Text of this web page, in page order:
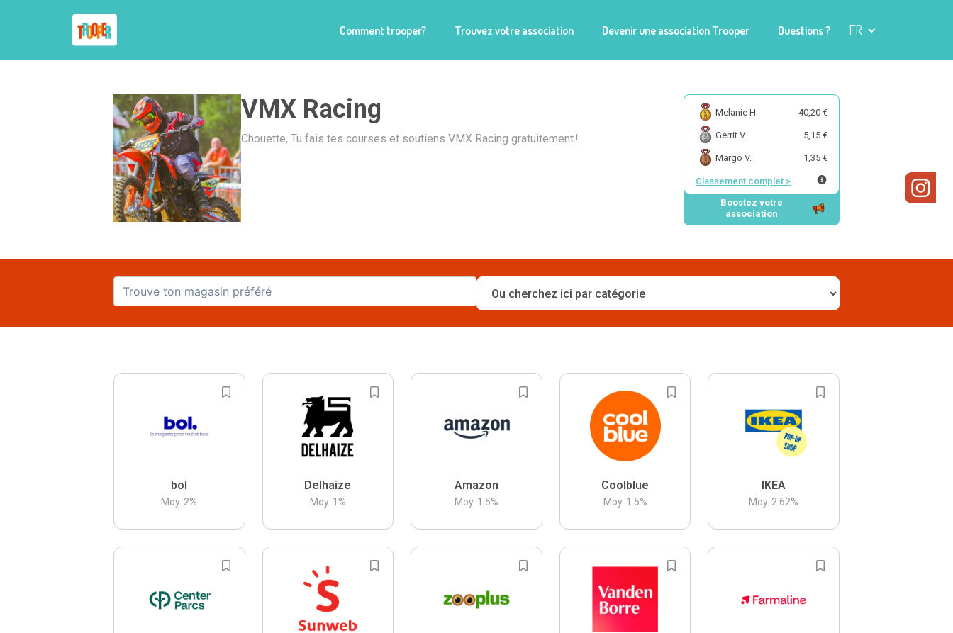
Comment trooper? Trouvez votre association Devenir une association Trooper Questions ? FR
VMX Racing
Chouette, Tu fais tes courses et soutiens VMX Racing gratuitement !
Melanie H. 40,20 €
Gerrit V. 5,15 €
Margo V. 1,35 €
Classement complet >
Boostez votre
association
bol
Moy. 2%
Delhaize
Moy. 1 %
Amazon
Moy. 1.5%
Coolblue
Moy. 1.5%
IKEA
Moy. 2.62%